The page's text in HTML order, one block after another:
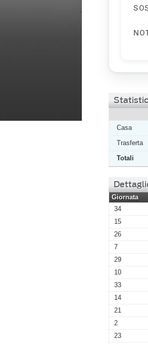
Casa
Trasferta
Totali
Giornata
34
15
26
7
29
10
33
14
21
2
23